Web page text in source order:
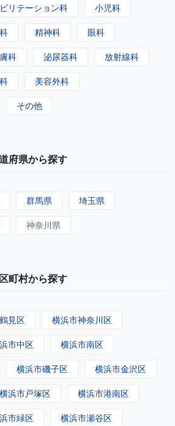
リテーション科 小児科
精神科 眼科
科 泌尿器科 放射線科
美容外科
その他
府県から探す
群馬県 埼玉県
神奈川県
町村から探す
見区 横浜市神奈川区
市中区 横浜市南区
横浜市磯子区 横浜市金沢区
横浜市戸塚区 横浜市港南区
市緑区 横浜市瀬谷区